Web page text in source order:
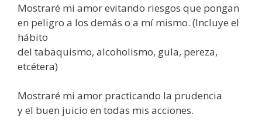
Mostraré mi amor evitando riesgos que pongan
en peligro a los demás o a mí mismo. (Incluye el
hábito
del tabaquismo, alcoholismo, gula, pereza,
etcétera)
Mostraré mi amor practicando la prudencia
y el buen juicio en todas mis acciones.